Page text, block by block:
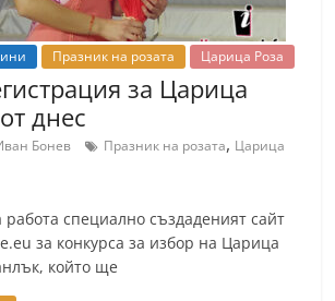
Празник на розата Царица Роза
за Царица
днес
Бонев Празник на розата, Царица
специално създаденият сайт
за конкурса за избор на Царица
който ще